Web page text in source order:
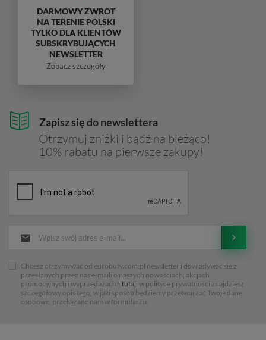
Zapisz się do newslettera
Otrzymuj zniżki i bądź na bieżąco!
10% rabatu na pierwsze zakupy!
Chcesz otrzymywać od eurobuty.com.pl newsletter i dowiadywać sie z
przesłanych przez nas e-maili o naszych nowościach, akcjach
promocyjnych i wyprzedażach? Tutaj, w polityce prywatności znajdziesz
szczegółowy opis tego, w jaki sposób będziemy przetwarzać Twoje dane
osobowe, przekazane nam w formularzu.
DARMOWY ZWROT
NA TERENIE POLSKI
TYLKO DLA KLIENTÓW
SUBSKRYBUJĄCYCH
NEWSLETTER
Zobacz szczegóły